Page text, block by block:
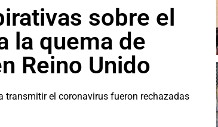
sobre el
la quema de
Reino Unido
transmitir el coronavirus fueron rechazadas